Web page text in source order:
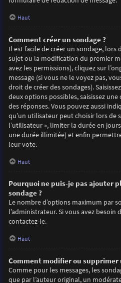
Haut
Comment créer un sondage ?
Il est facile de créer un sondage, lors
sujet ou la modification du premier
avez les permissions), cliquez sur
message (si vous ne le voyez pas,
droit de créer des sondages).
deux options possibles, saisissez
des réponses. Vous pouvez aussi
qu’un utilisateur peut choisir lors de
l’utilisateur », limiter la durée en
une durée illimitée) et enfin
leur vote.
Haut
Pourquoi ne puis-je pas ajouter
sondage ?
Le nombre d’options maximum par
l’administrateur. Si vous avez besoin
contactez-le.
Haut
Comment modifier ou supprimer
Comme pour les messages, les
que par l’auteur original, un